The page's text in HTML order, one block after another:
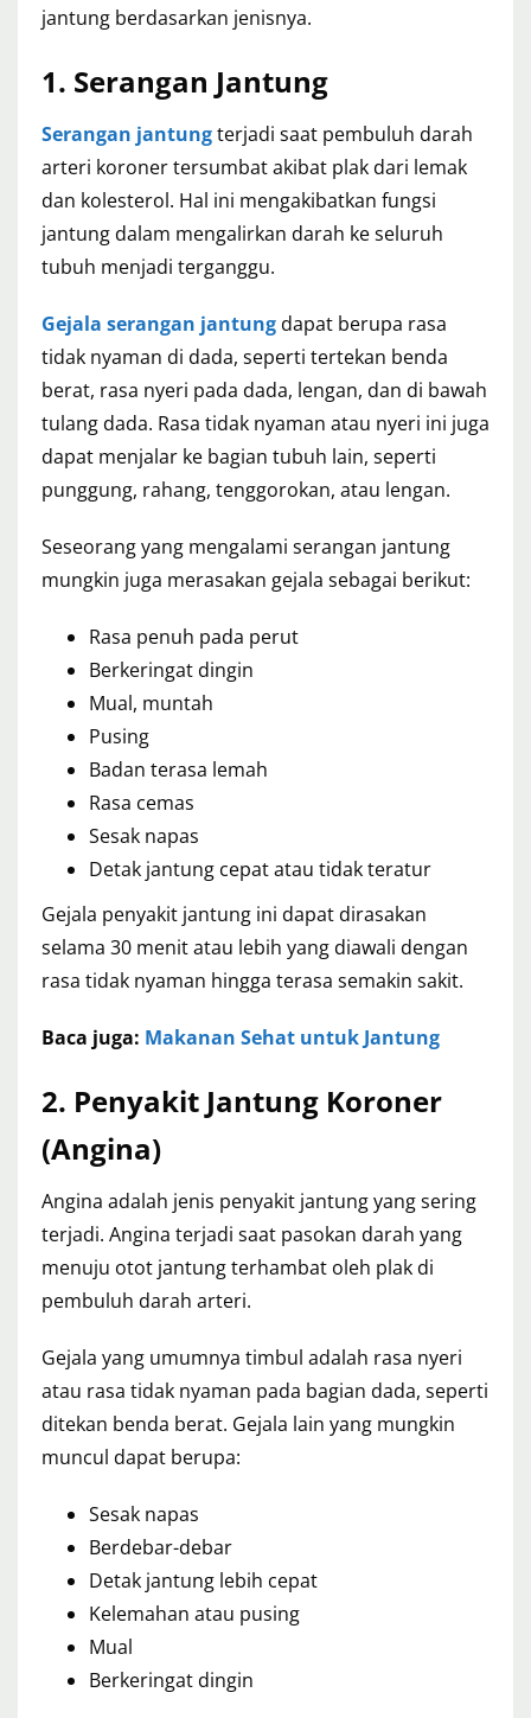
jantung berdasarkan jenisnya.
1. Serangan Jantung
Serangan jantungterjadi saat pembuluh darah
arteri koroner tersumbat akibat plak dari lemak
dan kolesterol. Hal ini mengakibatkan fungsi
jantung dalam mengalirkan darah ke seluruh
tubuh menjadi terganggu.
Gejala serangan jantungdapat berupa rasa
tidak nyaman di dada, seperti tertekan benda
berat, rasa nyeri pada dada, lengan, dan di bawah
tulang dada. Rasa tidak nyaman atau nyeri ini juga
dapat menjalar ke bagian tubuh lain, seperti
punggung, rahang, tenggorokan, atau lengan.
Seseorang yang mengalami serangan jantung
mungkin juga merasakan gejala sebagai berikut:
Rasa penuh pada perut
Berkeringat dingin
Mual, muntah
Pusing
Badan terasa lemah
Rasa cemas
Sesak napas
Detak jantung cepat atau tidak teratur
Gejala penyakit jantung ini dapat dirasakan
selama 30 menit atau lebih yang diawali dengan
rasa tidak nyaman hingga terasa semakin sakit.
Baca juga: Makanan Sehat untuk Jantung
2. Penyakit Jantung Koroner
(Angina)
Angina adalah jenis penyakit jantung yang sering
terjadi. Angina terjadi saat pasokan darah yang
menuju otot jantung terhambat oleh plak di
pembuluh darah arteri.
Gejala yang umumnya timbul adalah rasa nyeri
atau rasa tidak nyaman pada bagian dada, seperti
ditekan benda berat. Gejala lain yang mungkin
muncul dapat berupa:
Sesak napas
Berdebar-debar
Detak jantung lebih cepat
Kelemahan atau pusing
Mual
Berkeringat dingin